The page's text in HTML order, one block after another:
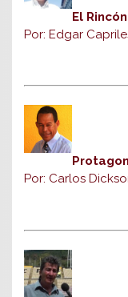
El
Por: Edgar
Por: Carlos